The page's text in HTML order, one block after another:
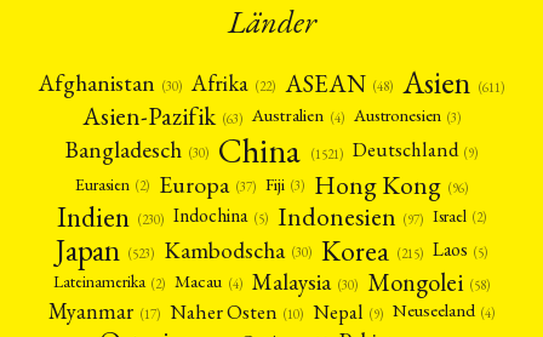
Länder
Afghanistan (30) Afrika (22) ASEAN (48) Asien (611)
Asien-Pazifik (63) Australien (4) Austronesien (3)
Bangladesch (30) China (1521) Deutschland (9)
Eurasien (2) Europa (37) Fiji (3) Hong Kong (96)
Indien (230) Indochina (5) Indonesien (97) Israel (2)
Japan (523) Kambodscha (30) Korea (215) Laos (5)
Lateinamerika (2) Macau (4) Malaysia (30) Mongolei (58)
Myanmar (17) Naher Osten (10) Nepal (9) Neuseeland (4)